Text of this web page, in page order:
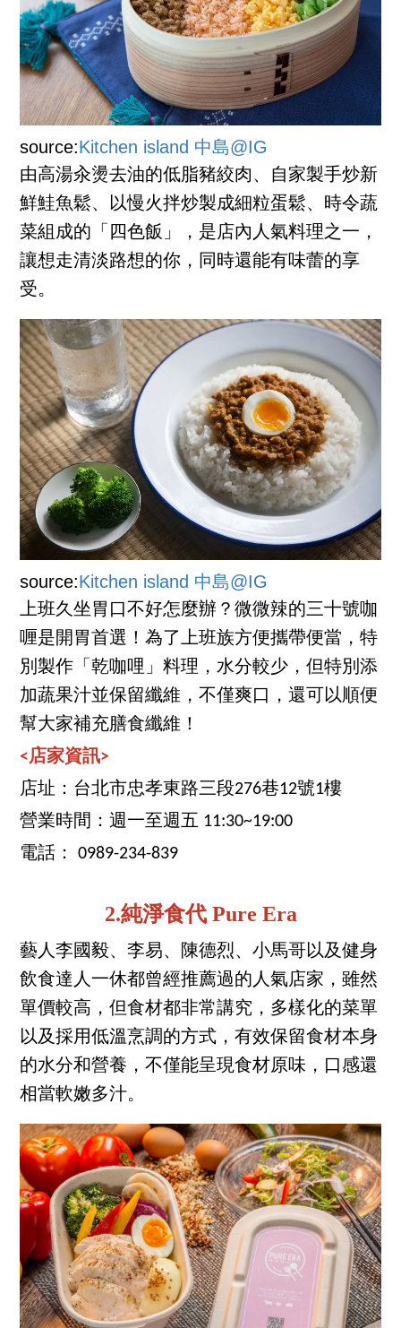
source:Kitchen island 中島@IG
由高湯汆燙去油的低脂豬絞肉、自家製手炒新
鮮鮭魚鬆、以慢火拌炒製成細粒蛋鬆、時令蔬
菜組成的「四色飯」，是店內人氣料理之一，
讓想走清淡路想的你，同時還能有味蕾的享
受。
source:Kitchen island 中島@IG
上班久坐胃口不好怎麼辦？微微辣的三十號咖
喱是開胃首選！為了上班族方便攜帶便當，特
別製作「乾咖哩」料理，水分較少，但特別添
加蔬果汁並保留纖維，不僅爽口，還可以順便
幫大家補充膳食纖維！
<店家資訊>
店址：台北市忠孝東路三段276巷12號1樓
營業時間：週一至週五 11:30~19:00
電話： 0989-234-839
2.純淨食代 Pure Era
藝人李國毅、李易、陳德烈、小馬哥以及健身
飲食達人一休都曾經推薦過的人氣店家，雖然
單價較高，但食材都非常講究，多樣化的菜單
以及採用低溫烹調的方式，有效保留食材本身
的水分和營養，不僅能呈現食材原味，口感還
相當軟嫩多汁。